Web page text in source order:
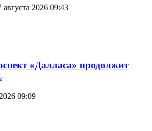
августа 2026 09:43
«Далласа» продолжит
09:09